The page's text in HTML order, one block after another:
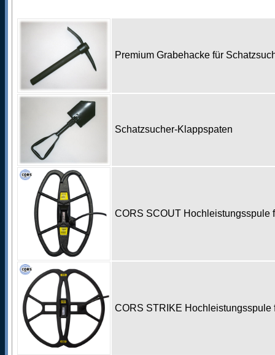
Premium Grabehacke für
Schatzsucher-Klappspaten
CORS SCOUT
CORS STRIKE